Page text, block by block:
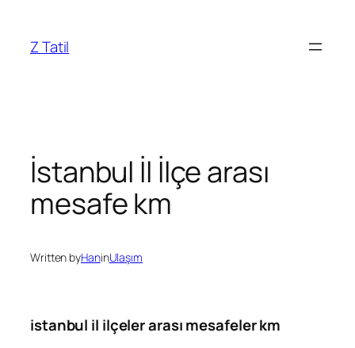
Z Tatil
İstanbul İl İlçe arası
mesafe km
Written byHaninUlaşım
istanbul il ilçeler arası mesafeler km